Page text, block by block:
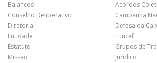
Balanços
Conselho Deliberativo
Diretoria
Entidade
Estatuto
Missão
Acordos
Campanha
Defesa da
Funcef
Grupos de
Jurídico